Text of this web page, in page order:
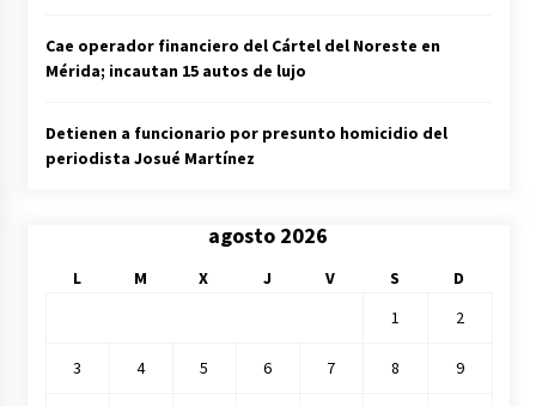
Cae operador financiero del Cártel del Noreste en
Mérida; incautan 15 autos de lujo
Detienen a funcionario por presunto homicidio del
periodista Josué Martínez
agosto 2026
L M X J V S
D
1
2
3 4 5 6 7 8 9